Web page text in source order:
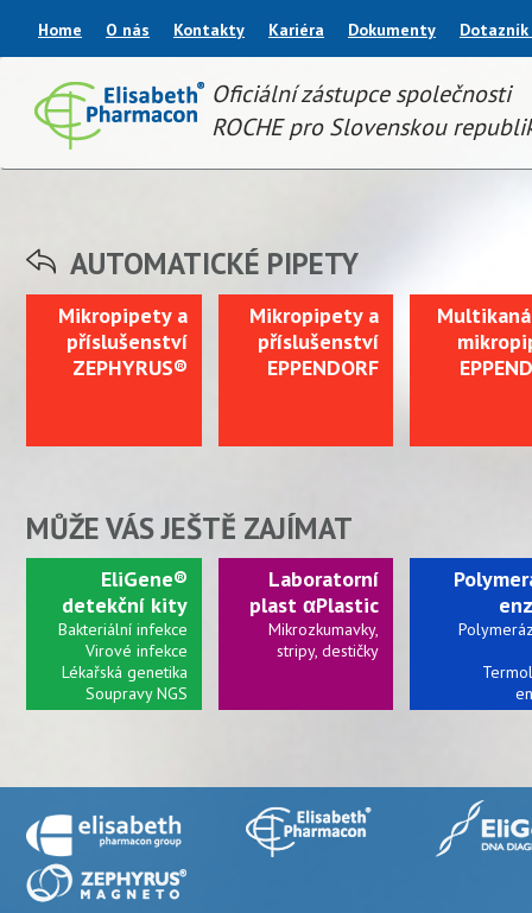
Home O nás Kontakty Kariéra Dokumenty
Oficiální zástupce společnosti
ROCHE pro Slovenskou
AUTOMATICKÉ PIPETY
Mikropipety a
příslušenství
ZEPHYRUS®
Mikropipety a
příslušenství
EPPENDORF
MŮŽE VÁS JEŠTĚ ZAJÍMAT
EliGene®
detekční kity
Bakteriální infekce
Virové infekce
Lékařská genetika
Soupravy NGS
Laboratorní
plast αPlastic
Mikrozkumavky,
stripy, destičky